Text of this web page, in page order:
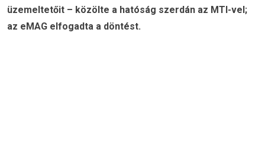
üzemeltetőit – közölte a hatóság szerdán az MTI-vel;
az eMAG elfogadta a döntést.